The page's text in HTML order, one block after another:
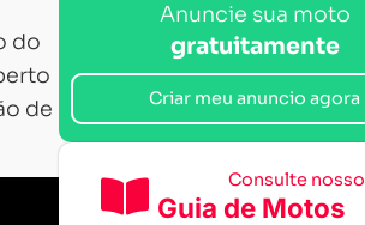
do
de
Anuncie sua moto
gratuitamente
Criar meu anuncio agora
Consulte nosso
Guia de Motos